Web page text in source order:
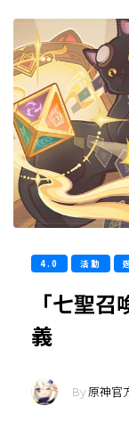
4.0 活動
「七聖
義
By原神官